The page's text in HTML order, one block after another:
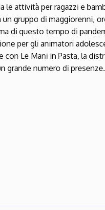
le attività per ragazzi e
gruppo di maggiorenni,
di questo tempo di
per gli animatori
con Le Mani in Pasta, la
grande numero di presenze.